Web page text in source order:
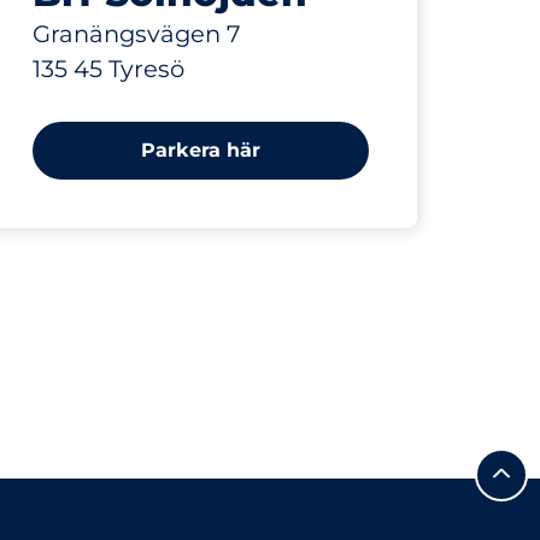
Granängsvägen 7
135 45 Tyresö
Parkera här